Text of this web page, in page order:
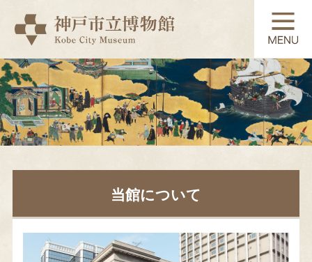
TOP
展覧会
常設展示
コレクション
教育・学習
当館について